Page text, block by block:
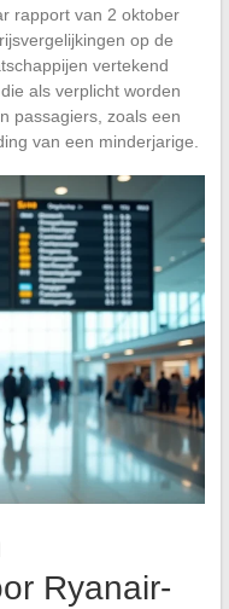
rapport van 2 oktober
op de
vertekend
als verplicht worden
passagiers, zoals een
van een minderjarige.
Ryanair-